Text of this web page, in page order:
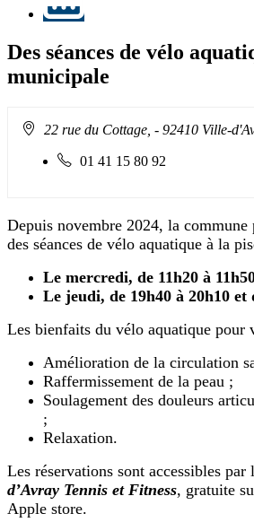
Des séances de vélo
municipale
Adresse22 rue du Cottage, - 92410 Ville-
Téléphone
01 41 15 80 92
Depuis novembre 2024, la commune
des séances de vélo aquatique à la
Le mercredi, de 11h20 à
Le jeudi, de 19h40 à 20h10 et
Les bienfaits du vélo aquatique pour
Amélioration de la circulation
Raffermissement de la peau ;
Soulagement des douleurs
;
Relaxation.
Les réservations sont accessibles par
d’Avray Tennis et Fitness, gratuite
Apple store.